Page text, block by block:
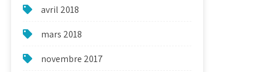
avril 2018
mars 2018
novembre 2017